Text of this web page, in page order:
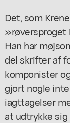
Det, som
»røversproget
Han har
del skrifter af
komponister
gjort nogle
iagttagelser
at udtrykke